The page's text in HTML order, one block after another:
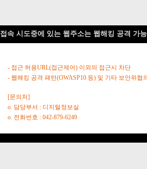
접속 시도중에 있는 웹주소는 웹해킹 공격 가
- 접근 허용URL(접근제어) 이외의 접근시 차단
- 웹해킹 공격 패턴(OWASP10 등) 및 기타 보안위협
[문의처]
o. 담당부서 : 디지털정보실
o. 전화번호 : 042-879-6249